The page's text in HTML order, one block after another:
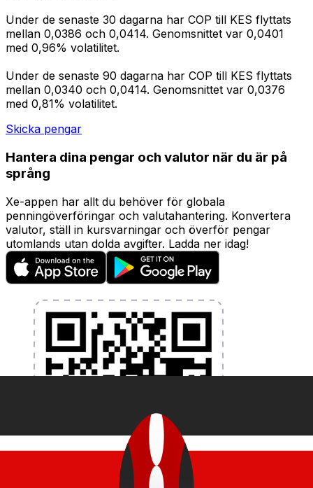
Under de senaste 30 dagarna har COP till KES flyttats
mellan 0,0386 och 0,0414. Genomsnittet var 0,0401
med 0,96% volatilitet.
Under de senaste 90 dagarna har COP till KES flyttats
mellan 0,0340 och 0,0414. Genomsnittet var 0,0376
med 0,81% volatilitet.
Skicka pengar
Hantera dina pengar och valutor när du är på
språng
Xe-appen har allt du behöver för globala
penningöverföringar och valutahantering. Konvertera
valutor, ställ in kursvarningar och överför pengar
utomlands utan dolda avgifter. Ladda ner idag!